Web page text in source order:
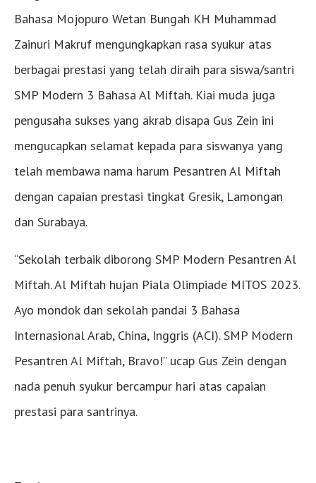
Bahasa Mojopuro Wetan Bungah KH Muhammad
Zainuri Makruf mengungkapkan rasa syukur atas
berbagai prestasi yang telah diraih para siswa/santri
SMP Modern 3 Bahasa Al Miftah. Kiai muda juga
pengusaha sukses yang akrab disapa Gus Zein ini
mengucapkan selamat kepada para siswanya yang
telah membawa nama harum Pesantren Al Miftah
dengan capaian prestasi tingkat Gresik, Lamongan
dan Surabaya.
“Sekolah terbaik diborong SMP Modern Pesantren Al
Miftah. Al Miftah hujan Piala Olimpiade MITOS 2023.
Ayo mondok dan sekolah pandai 3 Bahasa
Internasional Arab, China, Inggris (ACI). SMP Modern
Pesantren Al Miftah, Bravo!” ucap Gus Zein dengan
nada penuh syukur bercampur hari atas capaian
prestasi para santrinya.